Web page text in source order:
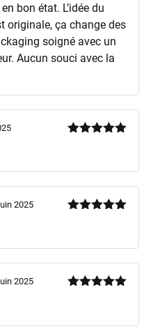
5
bon état. L’idée du
originale, ça change des
soigné avec un
Aucun souci avec la
2025
2025